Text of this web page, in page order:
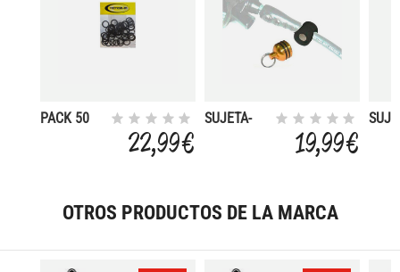
PACK 50
22,99 €
SUJETA-
19,99 €
OTROS PRODUCTOS DE LA MARCA